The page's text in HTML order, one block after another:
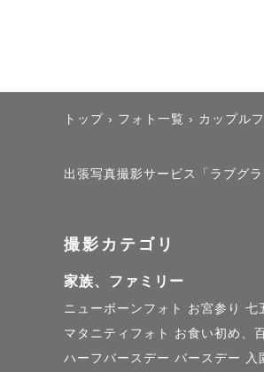
トップ › フォト一覧 › カップル
出張写真撮影サービス「ラブグ
撮影カテゴリ
家族、ファミリー
ニューボーンフォト お宮参り 七
マタニティフォト
お食い初め、
ハーフバースデー バースデー
入